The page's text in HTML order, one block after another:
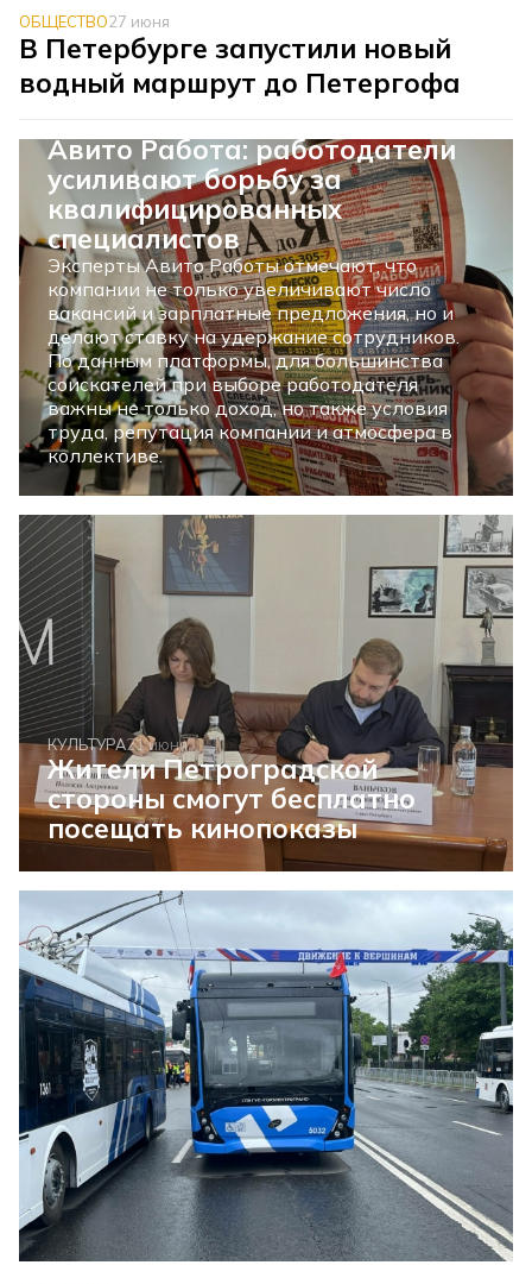
ОБЩЕСТВО27 июня
В Петербурге запустили новый
водный маршрут до Петергофа
Авито Работа: работодатели
усиливают борьбу за
квалифицированных
специалистов
Эксперты Авито Работы отмечают, что
компании не только увеличивают число
вакансий и зарплатные предложения, но и
делают ставку на удержание сотрудников.
По данным платформы, для большинства
соискателей при выборе работодателя
важны не только доход, но также условия
труда, репутация компании и атмосфера в
коллективе.
КУЛЬТУРА21 июня
Жители Петроградской
стороны смогут бесплатно
посещать кинопоказы